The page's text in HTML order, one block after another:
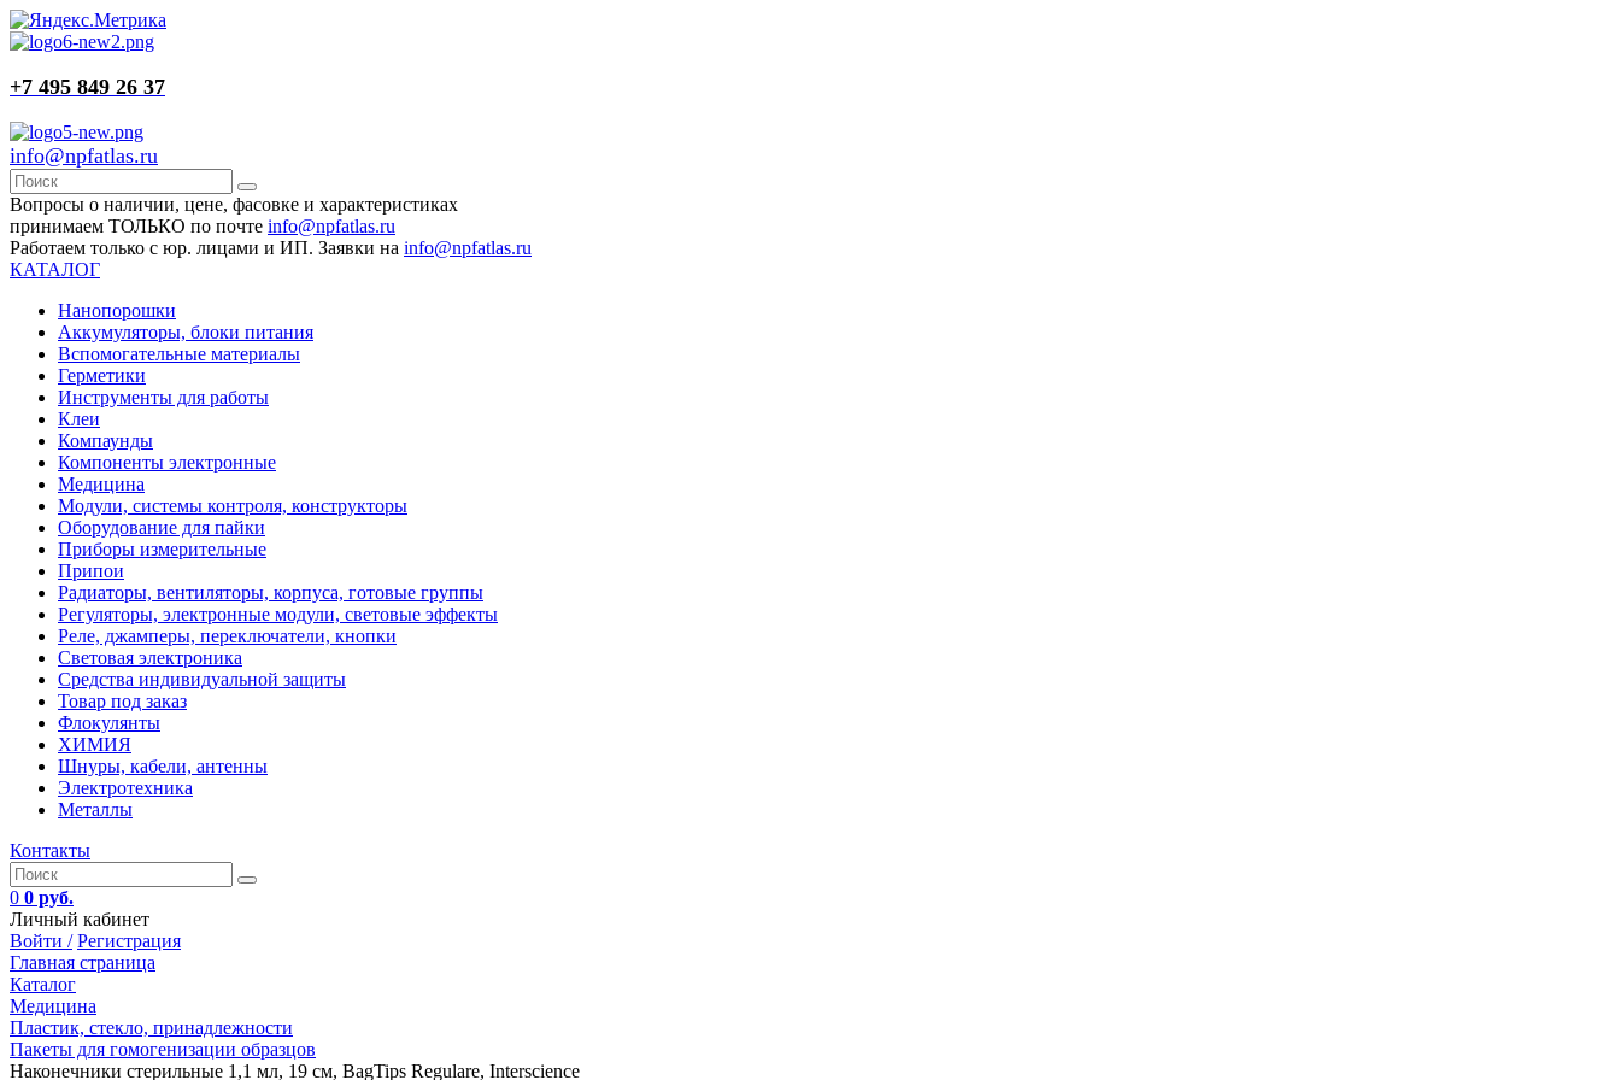
+7 495 849 26 37
info@npfatlas.ru
Вопросы о наличии, цене, фасовке и характеристиках
принимаем ТОЛЬКО по почте info@npfatlas.ru
Работаем только с юр. лицами и ИП. Заявки на info@npfatlas.ru
КАТАЛОГ
Нанопорошки
Аккумуляторы, блоки питания
Вспомогательные материалы
Герметики
Инструменты для работы
Клеи
Компаунды
Компоненты электронные
Медицина
Модули, системы контроля, конструкторы
Оборудование для пайки
Приборы измерительные
Припои
Радиаторы, вентиляторы, корпуса, готовые группы
Регуляторы, электронные модули, световые эффекты
Реле, джамперы, переключатели, кнопки
Световая электроника
Средства индивидуальной защиты
Товар под заказ
Флокулянты
ХИМИЯ
Шнуры, кабели, антенны
Электротехника
Металлы
Контакты
0 0 руб.
Личный кабинет
Войти / Регистрация
Главная страница
Каталог
Медицина
Пластик, стекло, принадлежности
Пакеты для гомогенизации образцов
Наконечники стерильные 1,1 мл, 19 см, BagTips Regulare, Interscience